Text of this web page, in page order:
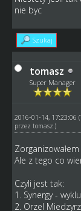
nie byc
Szukaj
tomasz
Super Manager
2016-01-14, 17:23:06
przez tomasz .)
Ale z tego co
Czyli jest tak:
1. Synergy -
2. Orzel